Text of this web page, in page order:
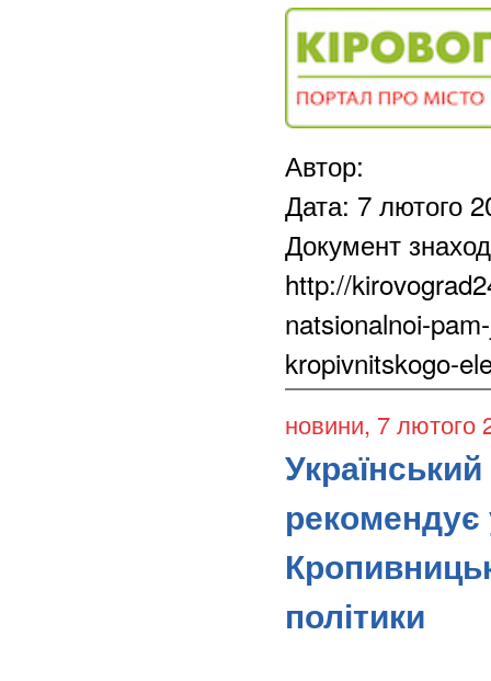
Автор:
Дата: 7 лютого
Документ
http://
natsionalnoi-
kropivnitskogo-
новини, 7 лютого
Український
рекомендує
політики